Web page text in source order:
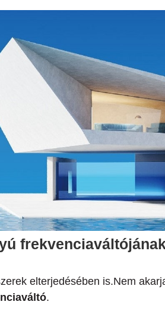
elterjedésében is.Nem
.